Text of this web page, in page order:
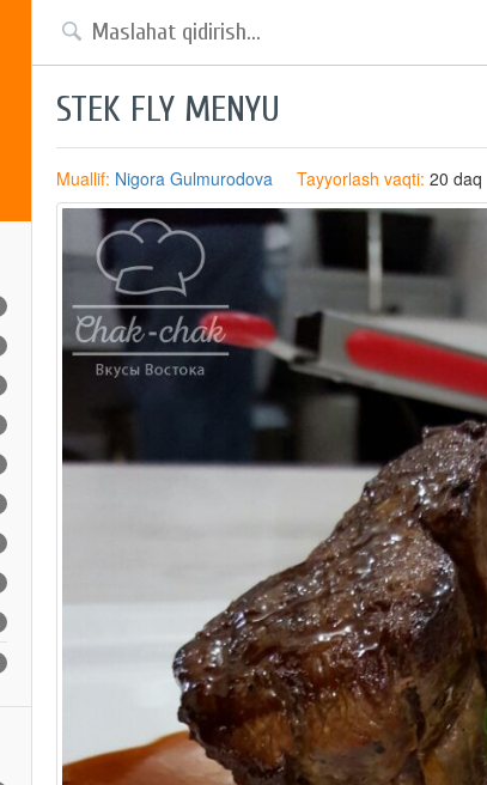
STEK FLY MENYU
Muallif: Nigora Gulmurodova Tayyorlash vaqti: 20 daq